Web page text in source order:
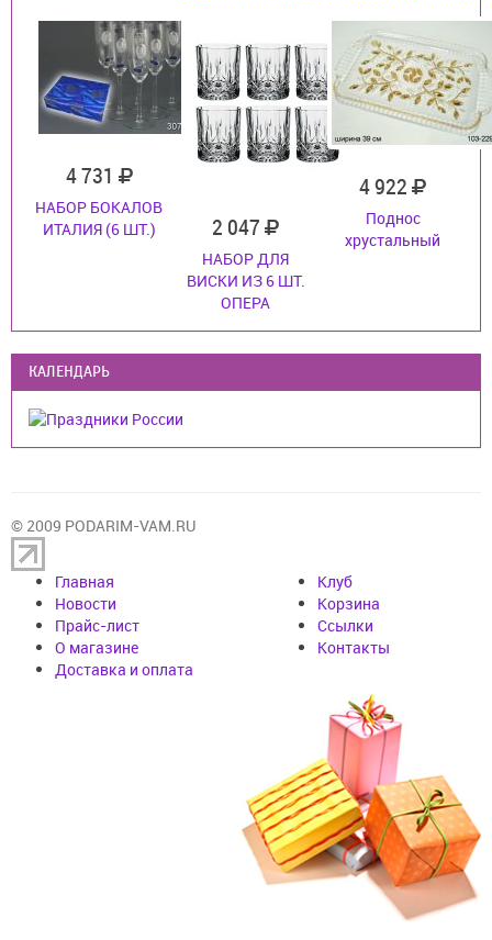
4 731
НАБОР БОКАЛОВ
ИТАЛИЯ (6 ШТ.)
2 047
НАБОР ДЛЯ
ВИСКИ ИЗ 6 ШТ.
ОПЕРА
4 922
Поднос
хрустальный
КАЛЕНДАРЬ
© 2009 PODARIM-VAM.RU
Главная
Новости
Прайс-лист
О магазине
Доставка и оплата
Клуб
Корзина
Cсылки
Контакты